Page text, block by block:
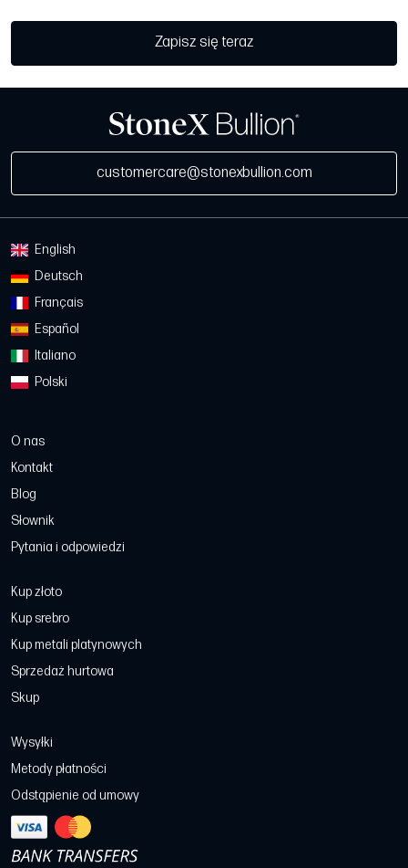
Zapisz się teraz
customercare@stonexbullion.com
English
Deutsch
Français
Español
Italiano
Polski
O nas
Kontakt
Blog
Słownik
Pytania i odpowiedzi
Kup złoto
Kup srebro
Kup metali platynowych
Sprzedaż hurtowa
Skup
Wysyłki
Metody płatności
Odstąpienie od umowy